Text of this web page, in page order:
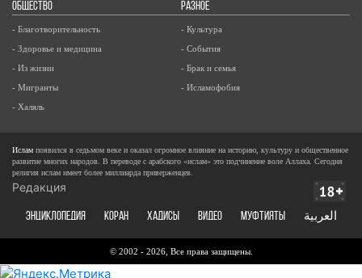
ОБЩЕСТВО
- Благотворительность
- Здоровье и медицина
- Из жизни
- Мигранты
- Халяль
РАЗНОЕ
- Культура
- События
- Брак и семья
- Исламофобия
Ислам появился в седьмом веке и оказал огромное влияние на историю, культуру и общественное
развитие многих народов. В переводе с арабского «ислам» это подчинение воле Аллаха. Сегодня
религия ислам имеет более миллиарда приверженцев.
Редакция
ЭНЦИКЛОПЕДИЯ КОРАН ХАДИСЫ ВИДЕО Муфтияты العربية
© 2002 - 2026, Все права защищены.